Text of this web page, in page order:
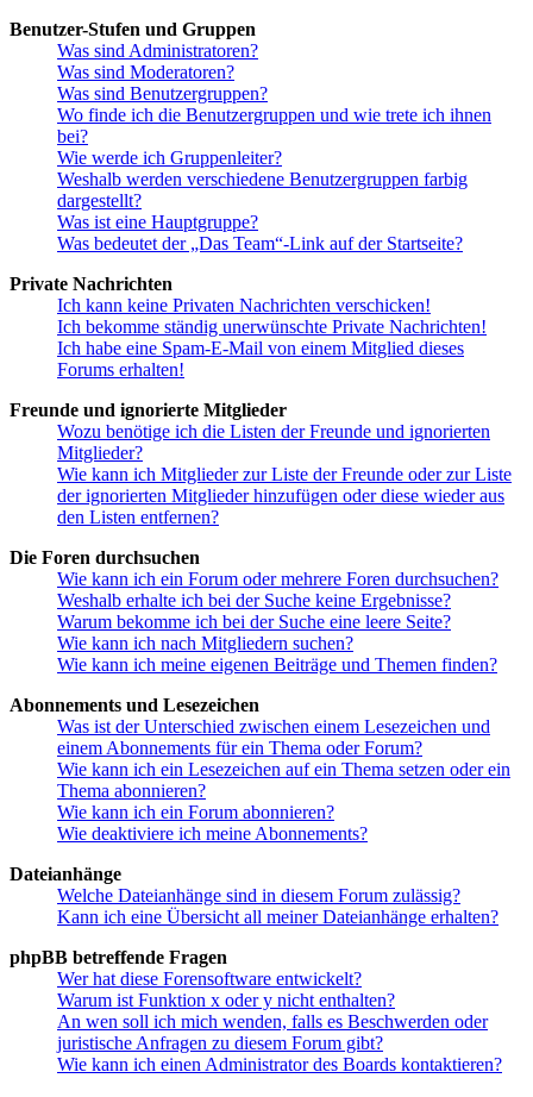
Benutzer-Stufen und Gruppen
Was sind Administratoren?
Was sind Moderatoren?
Was sind Benutzergruppen?
Wo finde ich die Benutzergruppen und wie trete ich ihnen
bei?
Wie werde ich Gruppenleiter?
Weshalb werden verschiedene Benutzergruppen farbig
dargestellt?
Was ist eine Hauptgruppe?
Was bedeutet der „Das Team“-Link auf der Startseite?
Private Nachrichten
Ich kann keine Privaten Nachrichten verschicken!
Ich bekomme ständig unerwünschte Private Nachrichten!
Ich habe eine Spam-E-Mail von einem Mitglied dieses
Forums erhalten!
Freunde und ignorierte Mitglieder
Wozu benötige ich die Listen der Freunde und ignorierten
Mitglieder?
Wie kann ich Mitglieder zur Liste der Freunde oder zur Liste
der ignorierten Mitglieder hinzufügen oder diese wieder aus
den Listen entfernen?
Die Foren durchsuchen
Wie kann ich ein Forum oder mehrere Foren durchsuchen?
Weshalb erhalte ich bei der Suche keine Ergebnisse?
Warum bekomme ich bei der Suche eine leere Seite?
Wie kann ich nach Mitgliedern suchen?
Wie kann ich meine eigenen Beiträge und Themen finden?
Abonnements und Lesezeichen
Was ist der Unterschied zwischen einem Lesezeichen und
einem Abonnements für ein Thema oder Forum?
Wie kann ich ein Lesezeichen auf ein Thema setzen oder ein
Thema abonnieren?
Wie kann ich ein Forum abonnieren?
Wie deaktiviere ich meine Abonnements?
Dateianhänge
Welche Dateianhänge sind in diesem Forum zulässig?
Kann ich eine Übersicht all meiner Dateianhänge erhalten?
phpBB betreffende Fragen
Wer hat diese Forensoftware entwickelt?
Warum ist Funktion x oder y nicht enthalten?
An wen soll ich mich wenden, falls es Beschwerden oder
juristische Anfragen zu diesem Forum gibt?
Wie kann ich einen Administrator des Boards kontaktieren?